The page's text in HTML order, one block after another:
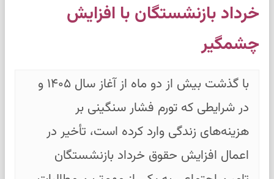
خرداد بازنشستگان با افزایش
چشمگیر
با گذشت بیش از دو ماه از آغاز سال ۱۴۰۵ و
در شرایطی که تورم فشار سنگینی بر
هزینه‌های زندگی وارد کرده است، تأخیر در
اعمال افزایش حقوق خرداد بازنشستگان